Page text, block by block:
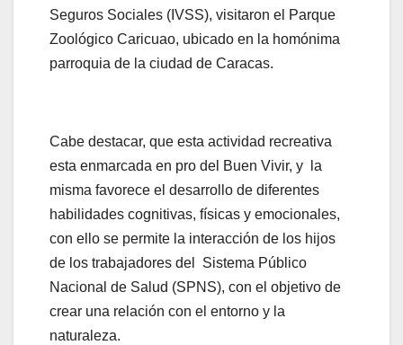
Seguros Sociales (IVSS), visitaron el Parque
Zoológico Caricuao, ubicado en la homónima
parroquia de la ciudad de Caracas.
Cabe destacar, que esta actividad recreativa
esta enmarcada en pro del Buen Vivir, y la
misma favorece el desarrollo de diferentes
habilidades cognitivas, físicas y emocionales,
con ello se permite la interacción de los hijos
de los trabajadores del Sistema Público
Nacional de Salud (SPNS), con el objetivo de
crear una relación con el entorno y la
naturaleza.